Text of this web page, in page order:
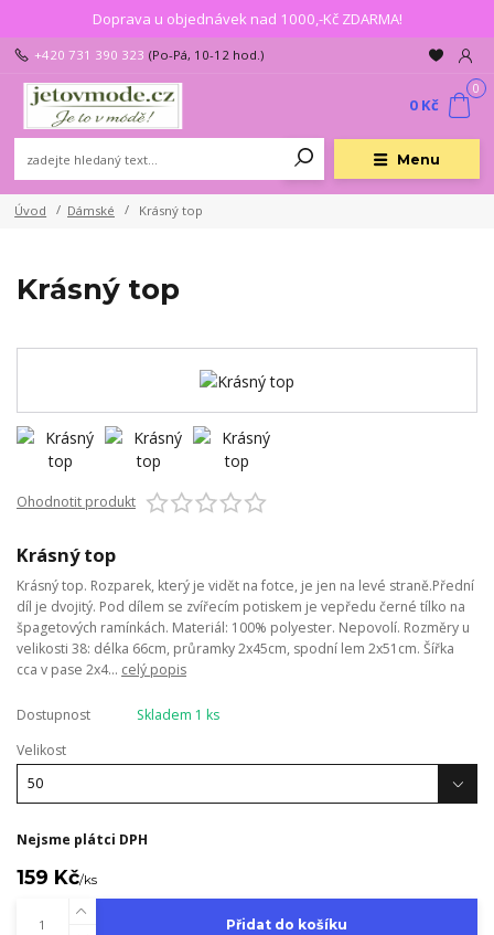
Doprava u objednávek nad 1000,-Kč ZDARMA!
Menu
+420 731 390 323 (Po-Pá, 10-12 hod.)
0
0 Kč
Úvod Dámské Krásný top
Krásný top
Ohodnotit produkt
Krásný top
Krásný top. Rozparek, který je vidět na fotce, je jen na levé straně.Přední
díl je dvojitý. Pod dílem se zvířecím potiskem je vepředu černé tílko na
špagetových ramínkách. Materiál: 100% polyester. Nepovolí. Rozměry u
velikosti 38: délka 66cm, průramky 2x45cm, spodní lem 2x51cm. Šířka
cca v pase 2x4... celý popis
Dostupnost
Skladem 1 ks
Velikost
Nejsme plátci DPH
159 Kč/ks
Přidat do košíku